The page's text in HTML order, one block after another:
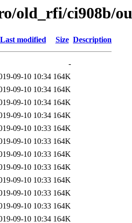
old_rfi/ci908b/
Last modified Size Description
-
09-10 10:34 164K
09-10 10:34 164K
09-10 10:34 164K
09-10 10:34 164K
09-10 10:33 164K
09-10 10:33 164K
09-10 10:33 164K
09-10 10:33 164K
09-10 10:33 164K
09-10 10:33 164K
09-10 10:33 164K
09-10 10:34 164K